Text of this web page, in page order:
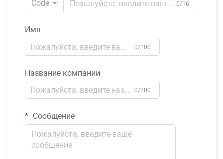
Code
0/16
Имя
0/100
Название компании
0/200
Сообщение